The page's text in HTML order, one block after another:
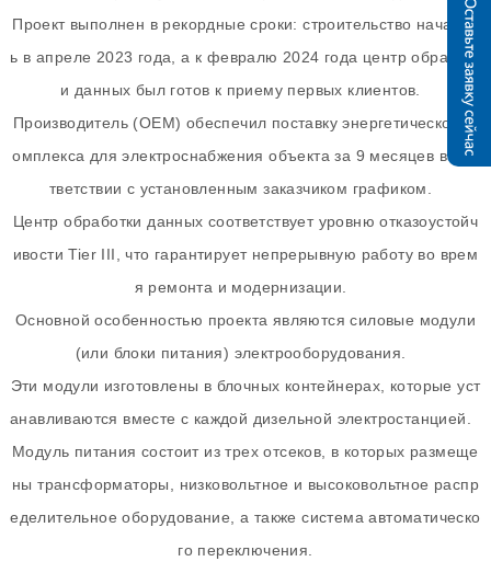
Проект выполнен в рекордные сроки: строительство началос
ь в апреле 2023 года, а к февралю 2024 года центр обработк
и данных был готов к приему первых клиентов.
Производитель (OEM) обеспечил поставку энергетического к
омплекса для электроснабжения объекта за 9 месяцев в соо
тветствии с установленным заказчиком графиком.
Центр обработки данных соответствует уровню отказоустойч
ивости Tier III, что гарантирует непрерывную работу во врем
я ремонта и модернизации.
Основной особенностью проекта являются силовые модули
(или блоки питания) электрооборудования.
Эти модули изготовлены в блочных контейнерах, которые уст
анавливаются вместе с каждой дизельной электростанцией.
Модуль питания состоит из трех отсеков, в которых размеще
ны трансформаторы, низковольтное и высоковольтное распр
еделительное оборудование, а также система автоматическо
го переключения.